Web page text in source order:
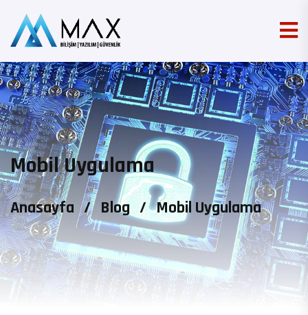
Mobil Uygulama
Anasayfa / Blog / Mobil Uygulama